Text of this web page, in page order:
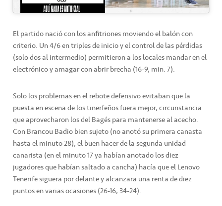
El partido nació con los anfitriones moviendo el balón con
criterio. Un 4/6 en triples de inicio y el control de las pérdidas
(solo dos al intermedio) permitieron a los locales mandar en el
electrónico y amagar con abrir brecha (16-9, min. 7).
Solo los problemas en el rebote defensivo evitaban que la
puesta en escena de los tinerfeños fuera mejor, circunstancia
que aprovecharon los del Bagés para mantenerse al acecho.
Con Brancou Badio bien sujeto (no anotó su primera canasta
hasta el minuto 28), el buen hacer de la segunda unidad
canarista (en el minuto 17 ya habían anotado los diez
jugadores que habían saltado a cancha) hacía que el Lenovo
Tenerife siguera por delante y alcanzara una renta de diez
puntos en varias ocasiones (26-16, 34-24).